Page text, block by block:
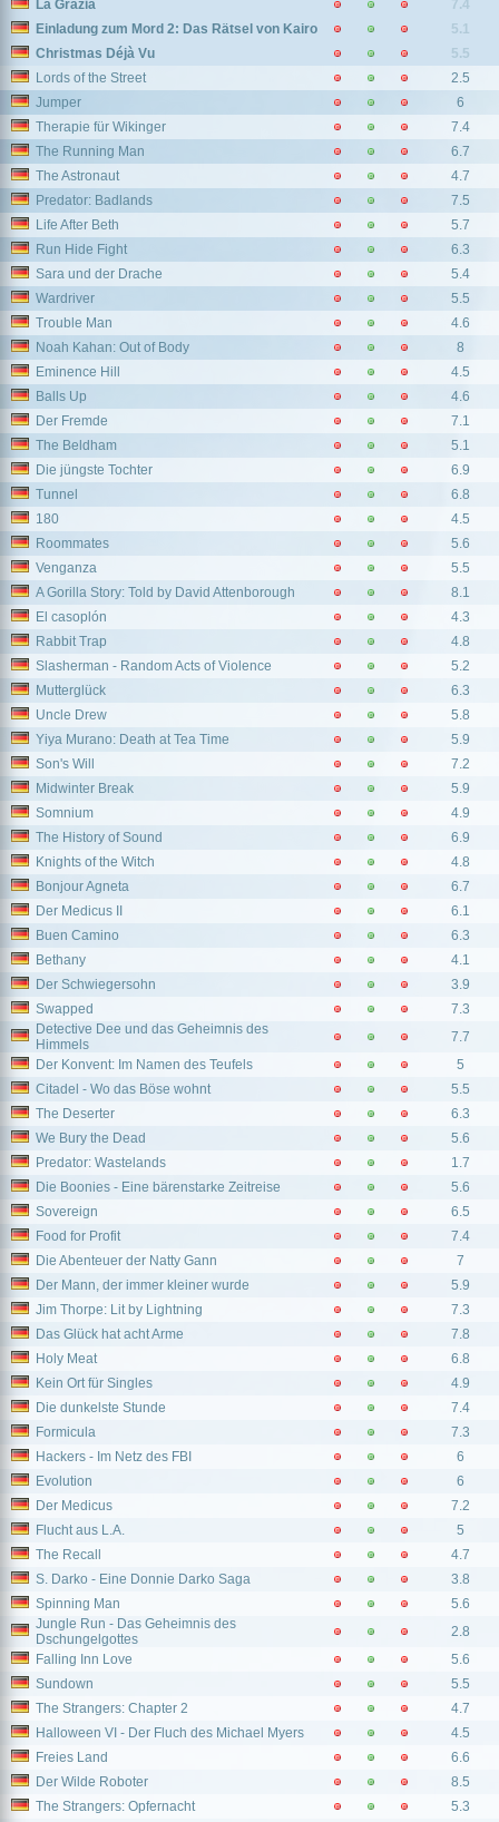
La Grazia
7.4
Einladung zum Mord 2: Das Rätsel von Kairo
5.1
Christmas Déjà Vu
5.5
Lords of the Street
2.5
Jumper
6
Therapie für Wikinger
7.4
The Running Man
6.7
The Astronaut
4.7
Predator: Badlands
7.5
Life After Beth
5.7
Run Hide Fight
6.3
Sara und der Drache
5.4
Wardriver
5.5
Trouble Man
4.6
Noah Kahan: Out of Body
8
Eminence Hill
4.5
Balls Up
4.6
Der Fremde
7.1
The Beldham
5.1
Die jüngste Tochter
6.9
Tunnel
6.8
180
4.5
Roommates
5.6
Venganza
5.5
A Gorilla Story: Told by David Attenborough
8.1
El casoplón
4.3
Rabbit Trap
4.8
Slasherman - Random Acts of Violence
5.2
Mutterglück
6.3
Uncle Drew
5.8
Yiya Murano: Death at Tea Time
5.9
Son's Will
7.2
Midwinter Break
5.9
Somnium
4.9
The History of Sound
6.9
Knights of the Witch
4.8
Bonjour Agneta
6.7
Der Medicus II
6.1
Buen Camino
6.3
Bethany
4.1
Der Schwiegersohn
3.9
Swapped
7.3
Detective Dee und das Geheimnis des
Himmels
7.7
Der Konvent: Im Namen des Teufels
5
Citadel - Wo das Böse wohnt
5.5
The Deserter
6.3
We Bury the Dead
5.6
Predator: Wastelands
1.7
Die Boonies - Eine bärenstarke Zeitreise
5.6
Sovereign
6.5
Food for Profit
7.4
Die Abenteuer der Natty Gann
7
Der Mann, der immer kleiner wurde
5.9
Jim Thorpe: Lit by Lightning
7.3
Das Glück hat acht Arme
7.8
Holy Meat
6.8
Kein Ort für Singles
4.9
Die dunkelste Stunde
7.4
Formicula
7.3
Hackers - Im Netz des FBI
6
Evolution
6
Der Medicus
7.2
Flucht aus L.A.
5
The Recall
4.7
S. Darko - Eine Donnie Darko Saga
3.8
Spinning Man
5.6
Jungle Run - Das Geheimnis des
Dschungelgottes
2.8
Falling Inn Love
5.6
Sundown
5.5
The Strangers: Chapter 2
4.7
Halloween VI - Der Fluch des Michael Myers
4.5
Freies Land
6.6
Der Wilde Roboter
8.5
The Strangers: Opfernacht
5.3